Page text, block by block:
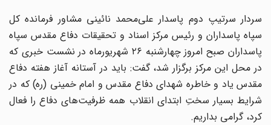
سردار سرتیپ دوم پاسدار علی‌محمد نائینی مشاور فرمانده کل
سپاه پاسداران و رئیس مرکز اسناد و تحقیقات دفاع مقدس سپاه
پاسداران صبح امروز چهارشنبه ٢۶ شهریورماه در نشست خبری که
در محل این مرکز برگزار شد، گفت: باید در آستانه آغاز هفته دفاع
مقدس یاد و خاطره شهدای دفاع مقدس و امام خمینی (ره) که در
شرایط بسیار سختِ ابتدای انقلاب همه ظرفیت‌های دفاع را فعال
کرد، گرامی بداریم.